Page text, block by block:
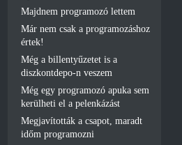
Majdnem programozó lettem
Már nem csak a programozáshoz
értek!
Még a billentyűzetet is a
diszkontdepo-n veszem
Még egy programozó apuka sem
kerülheti el a pelenkázást
Megjavították a csapot, maradt
időm programozni